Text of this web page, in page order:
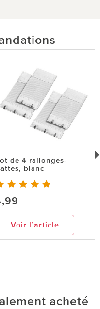
de 4 rallonges-
blanc
Voir l’article
acheté